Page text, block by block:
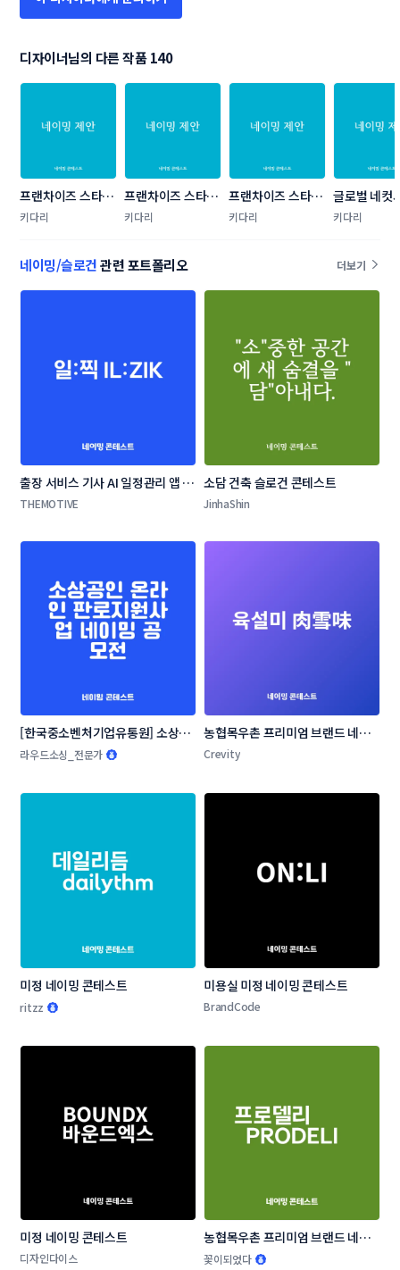
디자이너님의 다른 작품 140
프랜차이즈 스타트
업 글루텐프리 디저
키다리
프랜차이즈 스타트
업 글루텐프리 디저
키다리
프랜차이즈 스타트
업 글루텐프리 디저
키다리
글로벌 네컷
비스 네이밍
키다리
네이밍/슬로건관련 포트폴리오 더보기
출장 서비스 기사 AI 일정관리 앱 네
이밍 콘테스트
THEMOTIVE
소담 건축 슬로건 콘테스트
JinhaShin
[한국중소벤처기업유통원] 소상공
인 온라인 판로지원사업 네이밍 공
라우드소싱_전문가
농협목우촌 프리미엄 브랜드 네이
밍 공모
Crevity
미정 네이밍 콘테스트
ritzz
미용실 미정 네이밍 콘테스트
BrandCode
미정 네이밍 콘테스트
디자인다이스
농협목우촌 프리미엄 브랜드 네이
밍 공모
꽃이되었다